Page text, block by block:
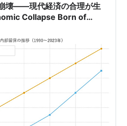
壊――現代経済の合理が生
Collapse Born of